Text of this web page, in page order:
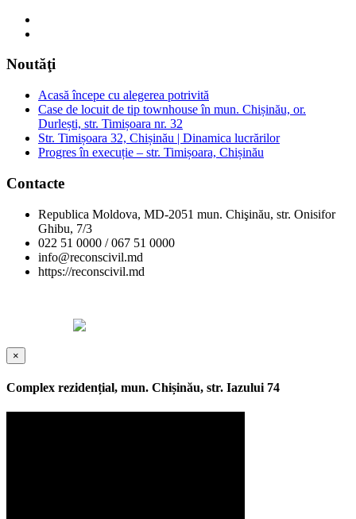
Noutăţi
Acasă începe cu alegerea potrivită
Case de locuit de tip townhouse în mun. Chișinău, or.
Durlești, str. Timișoara nr. 32
Str. Timișoara 32, Chișinău | Dinamica lucrărilor
Progres în execuție – str. Timișoara, Chișinău
Contacte
Republica Moldova, MD-2051 mun. Chişinău, str. Onisifor
Ghibu, 7/3
022 51 0000 / 067 51 0000
info@reconscivil.md
https://reconscivil.md
×
Complex rezidențial, mun. Chișinău, str. Iazului 74